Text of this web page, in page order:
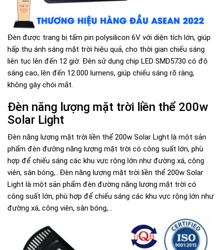
Đèn được trang bị tấm pin polysilicon 6V với diện tích lớn, giúp
hấp thụ ánh sáng mặt trời hiệu quả, cho thời gian chiếu sáng
liên tục lên đến 12 giờ. Đèn sử dụng chip LED SMD5730 có độ
sáng cao, lên đến 12.000 lumens, giúp chiếu sáng rõ ràng,
không gây chói mắt.
Đèn năng lượng mặt trời liền thể 200w
Solar Light
Đèn năng lượng mặt trời liền thể 200w Solar Light là một sản
phẩm đèn đường năng lượng mặt trời có công suất lớn, phù
hợp để chiếu sáng các khu vực rộng lớn như đường xá, công
viên, sân bóng,...Đèn năng lượng mặt trời liền thể 200w Solar
Light là một sản phẩm đèn đường năng lượng mặt trời có
công suất lớn, phù hợp để chiếu sáng các khu vực rộng lớn như
đường xá, công viên, sân bóng,...